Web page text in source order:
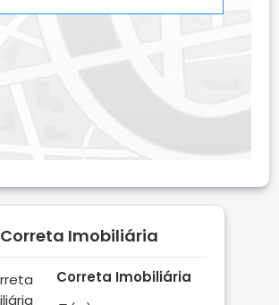
Correta Imobiliária
Correta Imobiliária